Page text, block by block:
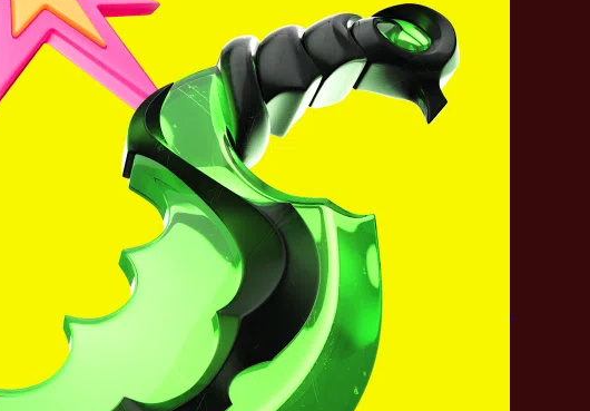
Tundra